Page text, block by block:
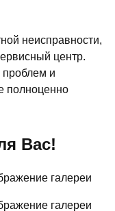
неисправности,
центр.
и
полноценно
Вас!